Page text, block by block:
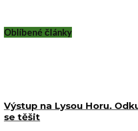
Oblíbené články
Výstup na Lysou Horu.
se těšit